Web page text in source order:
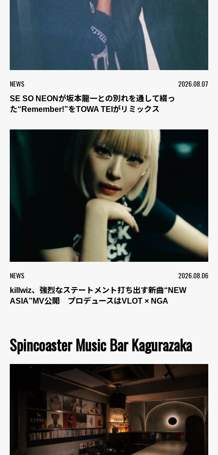
NEWS 2026.08.07
SE SO NEONが坂本龍一との別れを通して綴っ
た“Remember!”をTOWA TEIがリミックス
NEWS 2026.08.06
killwiz、強烈なステートメント打ち出す新曲“NEW
ASIA”MV公開 プロデュースはVLOT × NGA
Spincoaster Music Bar Kagurazaka